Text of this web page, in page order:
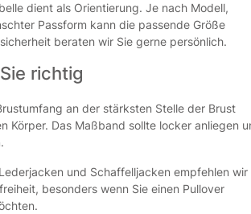
dient als Orientierung. Je nach Modell,
Passform kann die passende Größe
beraten wir Sie gerne persönlich.
richtig
an der stärksten Stelle der Brust
Körper. Das Maßband sollte locker anliegen
und Schaffelljacken empfehlen wir
besonders wenn Sie einen Pullover